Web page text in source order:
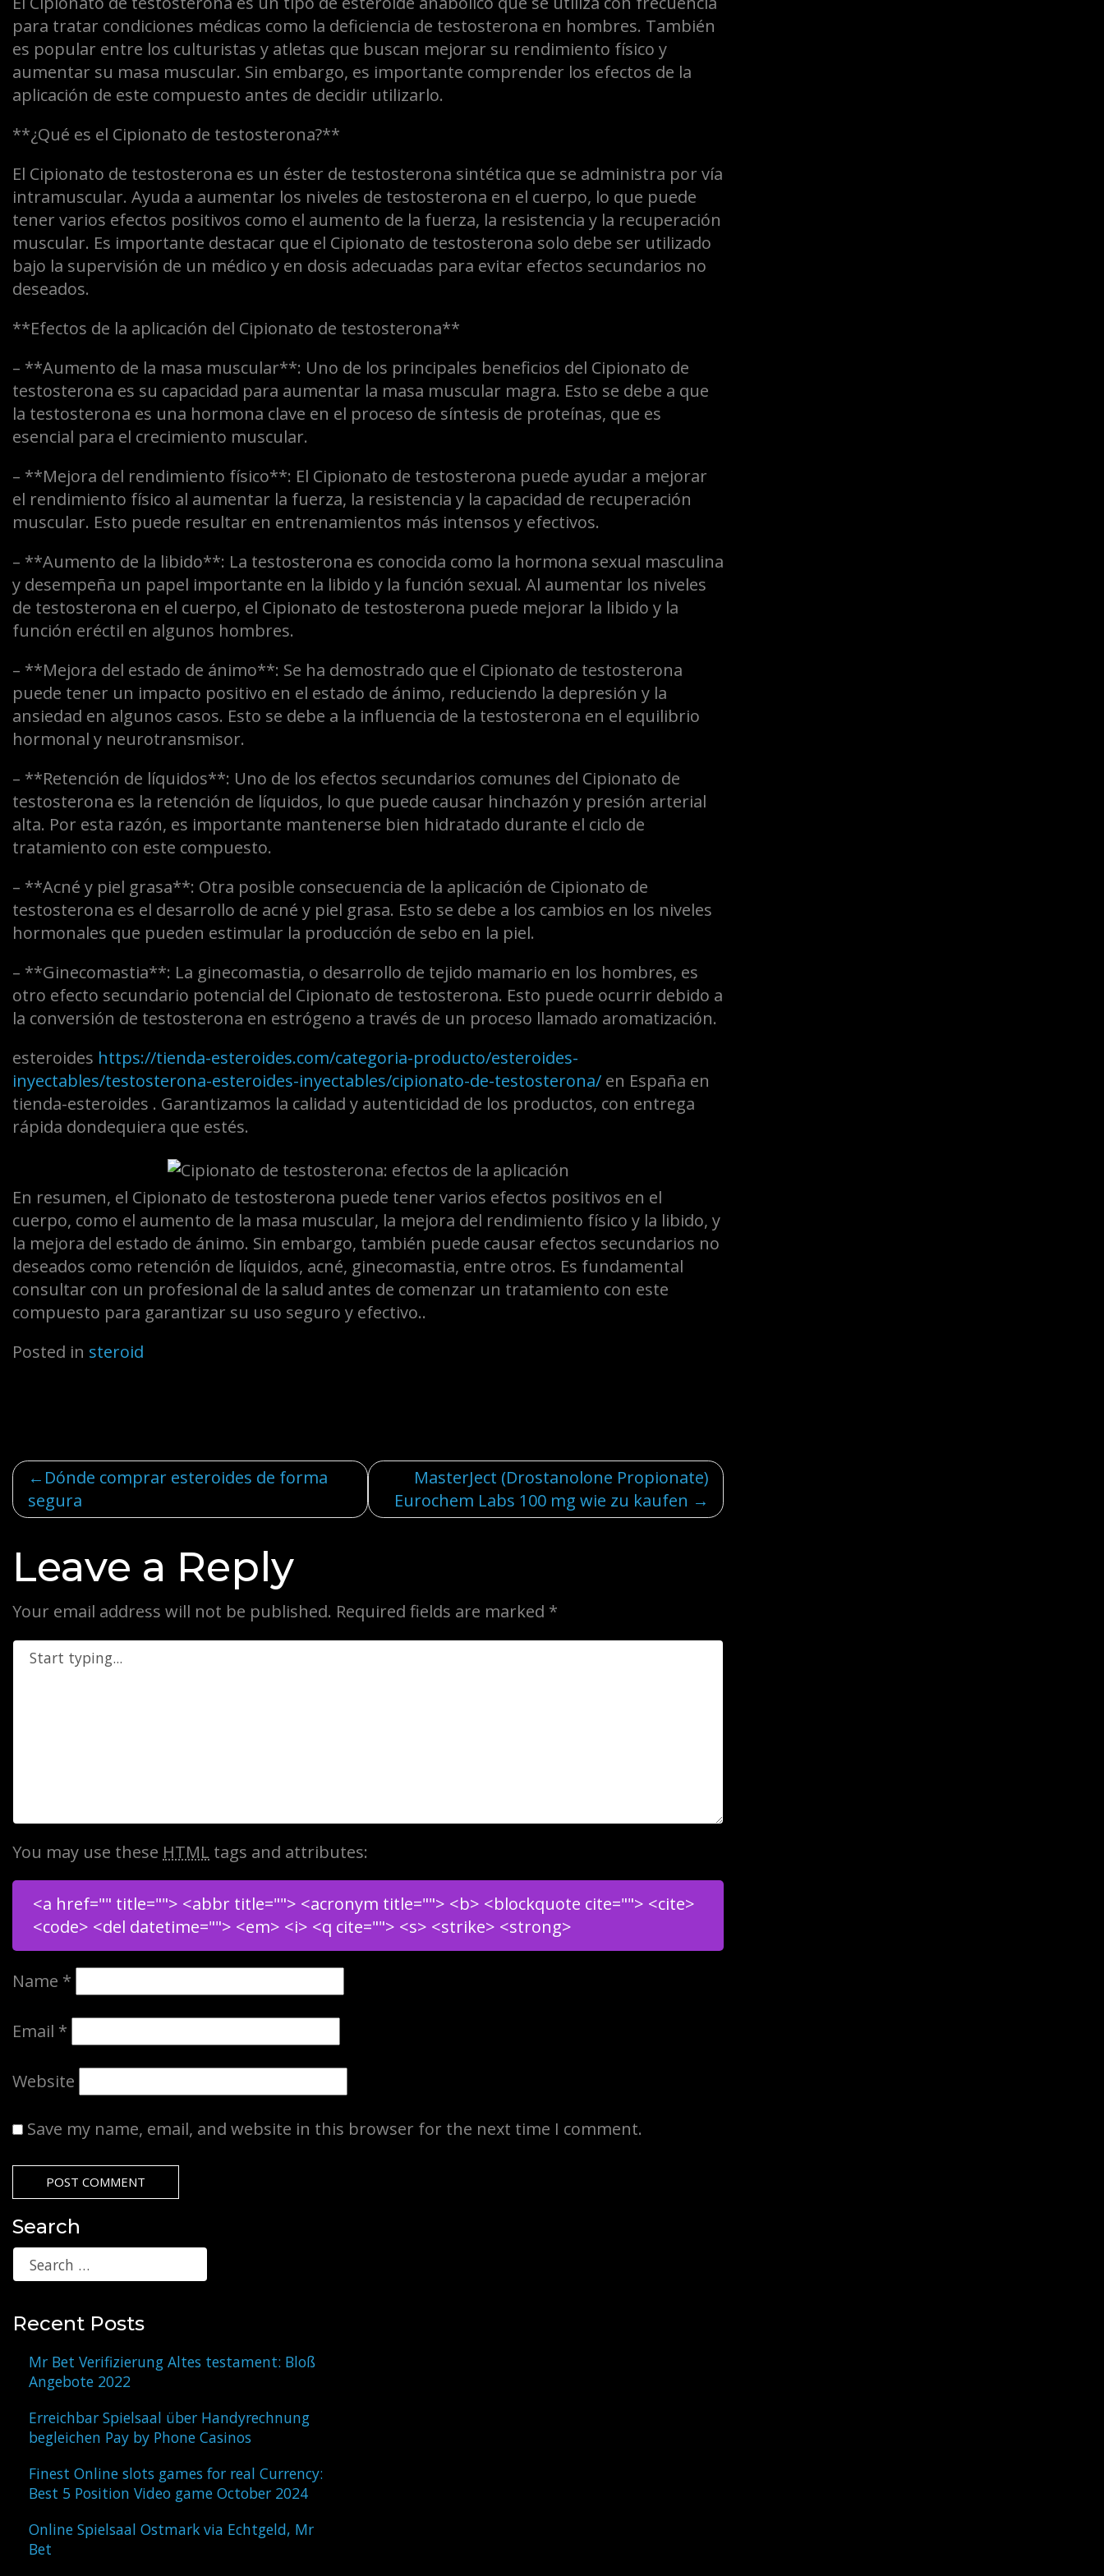
para tratar condiciones médicas como la deficiencia de testosterona en hombres. También
es popular entre los culturistas y atletas que buscan mejorar su rendimiento físico y
aumentar su masa muscular. Sin embargo, es importante comprender los efectos de la
aplicación de este compuesto antes de decidir utilizarlo.
**¿Qué es el Cipionato de testosterona?**
El Cipionato de testosterona es un éster de testosterona sintética que se administra por vía
intramuscular. Ayuda a aumentar los niveles de testosterona en el cuerpo, lo que puede
tener varios efectos positivos como el aumento de la fuerza, la resistencia y la recuperación
muscular. Es importante destacar que el Cipionato de testosterona solo debe ser utilizado
bajo la supervisión de un médico y en dosis adecuadas para evitar efectos secundarios no
deseados.
**Efectos de la aplicación del Cipionato de testosterona**
– **Aumento de la masa muscular**: Uno de los principales beneficios del Cipionato de
testosterona es su capacidad para aumentar la masa muscular magra. Esto se debe a que
la testosterona es una hormona clave en el proceso de síntesis de proteínas, que es
esencial para el crecimiento muscular.
– **Mejora del rendimiento físico**: El Cipionato de testosterona puede ayudar a mejorar
el rendimiento físico al aumentar la fuerza, la resistencia y la capacidad de recuperación
muscular. Esto puede resultar en entrenamientos más intensos y efectivos.
– **Aumento de la libido**: La testosterona es conocida como la hormona sexual masculina
y desempeña un papel importante en la libido y la función sexual. Al aumentar los niveles
de testosterona en el cuerpo, el Cipionato de testosterona puede mejorar la libido y la
función eréctil en algunos hombres.
– **Mejora del estado de ánimo**: Se ha demostrado que el Cipionato de testosterona
puede tener un impacto positivo en el estado de ánimo, reduciendo la depresión y la
ansiedad en algunos casos. Esto se debe a la influencia de la testosterona en el equilibrio
hormonal y neurotransmisor.
– **Retención de líquidos**: Uno de los efectos secundarios comunes del Cipionato de
testosterona es la retención de líquidos, lo que puede causar hinchazón y presión arterial
alta. Por esta razón, es importante mantenerse bien hidratado durante el ciclo de
tratamiento con este compuesto.
– **Acné y piel grasa**: Otra posible consecuencia de la aplicación de Cipionato de
testosterona es el desarrollo de acné y piel grasa. Esto se debe a los cambios en los niveles
hormonales que pueden estimular la producción de sebo en la piel.
– **Ginecomastia**: La ginecomastia, o desarrollo de tejido mamario en los hombres, es
otro efecto secundario potencial del Cipionato de testosterona. Esto puede ocurrir debido a
la conversión de testosterona en estrógeno a través de un proceso llamado aromatización.
esteroides https://tienda-esteroides.com/categoria-producto/esteroides-
inyectables/testosterona-esteroides-inyectables/cipionato-de-testosterona/ en España en
tienda-esteroides . Garantizamos la calidad y autenticidad de los productos, con entrega
rápida dondequiera que estés.
En resumen, el Cipionato de testosterona puede tener varios efectos positivos en el
cuerpo, como el aumento de la masa muscular, la mejora del rendimiento físico y la libido, y
la mejora del estado de ánimo. Sin embargo, también puede causar efectos secundarios no
deseados como retención de líquidos, acné, ginecomastia, entre otros. Es fundamental
consultar con un profesional de la salud antes de comenzar un tratamiento con este
compuesto para garantizar su uso seguro y efectivo..
Posted in steroid
Post
navigation
Dónde comprar esteroides de forma
segura
MasterJect (Drostanolone Propionate)
Eurochem Labs 100 mg wie zu kaufen
Leave a Reply
Your email address will not be published. Required fields are marked *
You may use these HTML tags and attributes:
<a href="" title=""> <abbr title=""> <acronym title=""> <b> <blockquote cite=""> <cite>
<code> <del datetime=""> <em> <i> <q cite=""> <s> <strike> <strong>
Name *
Email *
Website
Save my name, email, and website in this browser for the next time I comment.
Search
Recent Posts
Mr Bet Verifizierung Altes testament: Bloß
Angebote 2022
Erreichbar Spielsaal über Handyrechnung
begleichen Pay by Phone Casinos
Finest Online slots games for real Currency:
Best 5 Position Video game October 2024
Online Spielsaal Ostmark via Echtgeld, Mr
Bet